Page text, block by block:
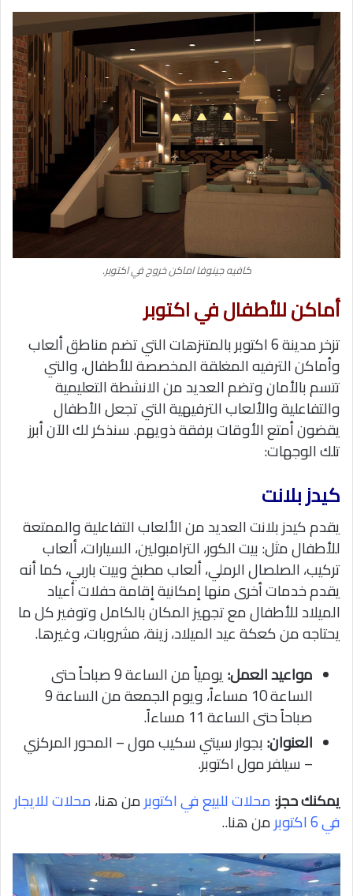
كافيه جينوفا اماكن خروج في اكتوبر.
أماكن للأطفال في اكتوبر
تزخر مدينة 6 اكتوبر بالمتنزهات التي تضم مناطق ألعاب
وأماكن الترفيه المغلقة المخصصة للأطفال، والتي
تتسم بالأمان وتضم العديد من الانشطة التعليمية
والتفاعلية والألعاب الترفيهية التي تجعل الأطفال
يقضون أمتع الأوقات برفقة ذويهم.سنذكر لك الآن أبرز
تلك الوجهات:
كيدز بلانت
يقدم كيدز بلانت العديد من الألعاب التفاعلية والممتعة
للأطفال مثل: بيت الكور، الترامبولين، السيارات، ألعاب
تركيب، الصلصال الرملي، ألعاب مطبخ وبيت باربي، كما أنه
يقدم خدمات أخرى منها إمكانية إقامة حفلات أعياد
الميلاد للأطفال مع تجهيز المكان بالكامل وتوفير كل ما
يحتاجه من كعكة عيد الميلاد، زينة، مشروبات، وغيرها.
مواعيد العمل:
يومياً من الساعة 9 صباحاً حتى
الساعة 10 مساءاً، ويوم الجمعة من الساعة 9
صباحاً حتى الساعة 11 مساءاً.
العنوان:بجوار سيتي سكيب مول – المحور المركزي
– سيلفر مول اكتوبر.
يمكنك حجز:محلات للبيع في اكتوبرمن هنا،محلات للايجار
في 6 اكتوبر من هنا..